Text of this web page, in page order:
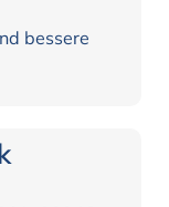
bessere